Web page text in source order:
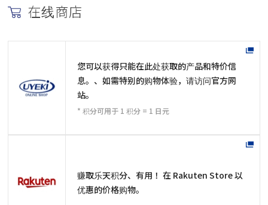
在线商店
您可以获得只能在此处获取的产品和特价信
息。、如需特别的购物体验，请访问官方网
站。
* 积分可用于 1 积分 = 1 日元
赚取乐天积分、有用！ 在 Rakuten Store 以
优惠的价格购物。